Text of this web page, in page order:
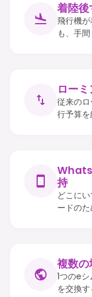
着陸後
飛行機
も、手間
ロー
従来の
行予算を
持
どこに
ードのた
複数
1つのe
を交換す